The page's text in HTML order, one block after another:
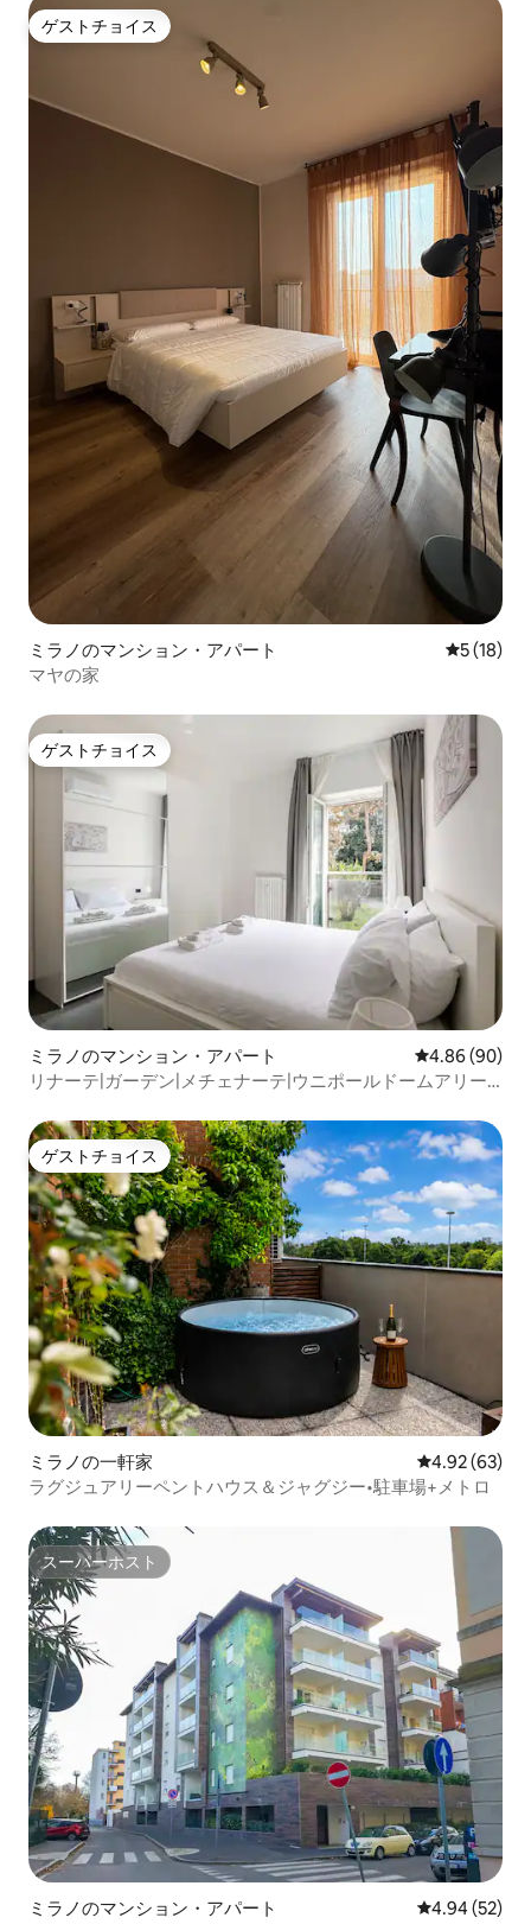
ゲストチョイス
ゲストチョイス
ミラノのマンション・アパート レビュー
5 (18)
マヤの家
ゲストチョイス
ゲストチョイス
ミラノのマンション・アパート レビュー90件
4.86 (90)
リナーテ|ガーデン|メチェナーテ|ウニポールドームアリー
ゲストチョイス
ゲストチョイス
ミラノの一軒家 レビュー63
4.92 (63)
ラグジュアリーペントハウス＆ジャグジー•駐車場+メトロ
スーパーホスト
スーパーホスト
ミラノのマンション・アパート レビュー52
4.94 (52)